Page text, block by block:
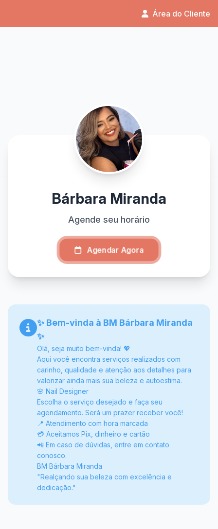
Área do Cliente
Bárbara Miranda
Agende seu horário
Agendar Agora
✨ Bem-vinda à BM Bárbara Miranda
✨
Olá, seja muito bem-vinda! 💖
Aqui você encontra serviços realizados com
carinho, qualidade e atenção aos detalhes para
valorizar ainda mais sua beleza e autoestima.
🌸 Nail Designer
Escolha o serviço desejado e faça seu
agendamento. Será um prazer receber você!
📍 Atendimento com hora marcada
💳 Aceitamos Pix, dinheiro e cartão
📲 Em caso de dúvidas, entre em contato
conosco.
BM Bárbara Miranda
"Realçando sua beleza com excelência e
dedicação."